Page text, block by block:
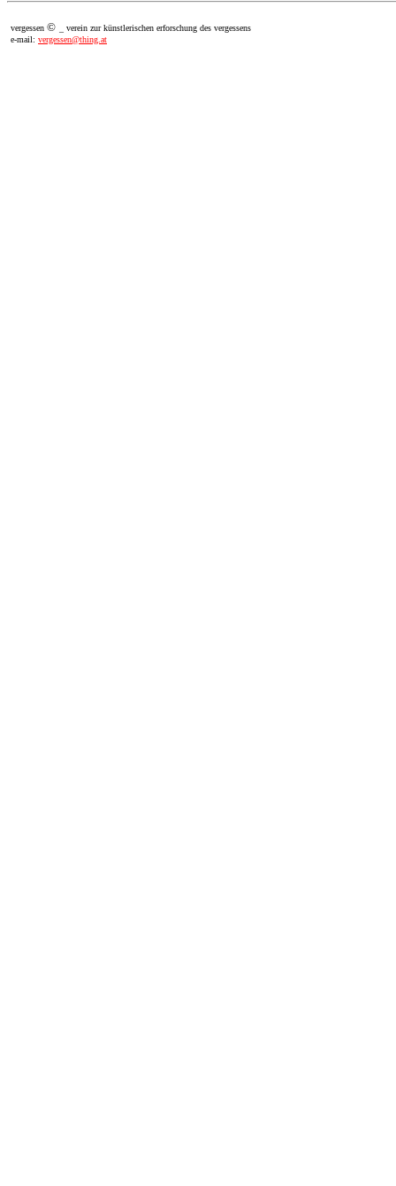
vergessen ©
_ verein zur künstlerischen erforschung des vergessens
e-mail: vergessen@thing.at